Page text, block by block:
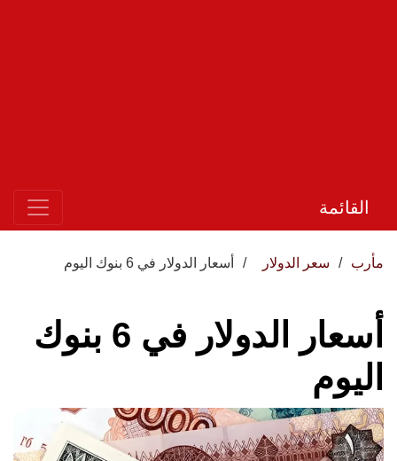
القائمة
مأرب سعر الدولار أسعار الدولار في 6 بنوك اليوم
أسعار الدولار في 6 بنوك
اليوم